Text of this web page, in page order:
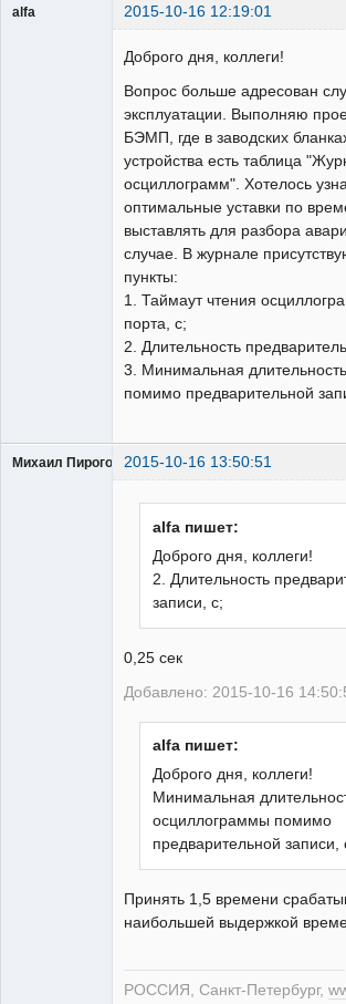
alfa 2015-10-16 12:19:01
Доброго дня, коллеги!
Вопрос больше адресован
эксплуатации. Выполняю
БЭМП, где в заводских
устройства есть таблица
осциллограмм". Хотелось
оптимальные уставки по
выставлять для разбора
случае. В журнале
пункты:
1. Таймаут чтения
порта, с;
2. Длительность
3. Минимальная
помимо предварительной
Михаил Пирогов 2015-10-16 13:50:51
alfa пишет:
Доброго дня, коллеги!
2. Длительность
записи, с;
0,25 сек
Добавлено: 2015-10-16
alfa пишет:
Доброго дня, коллеги!
Минимальная
осциллограммы помимо
предварительной записи,
Принять 1,5 времени
наибольшей выдержкой
РОССИЯ, Санкт-Петербург,